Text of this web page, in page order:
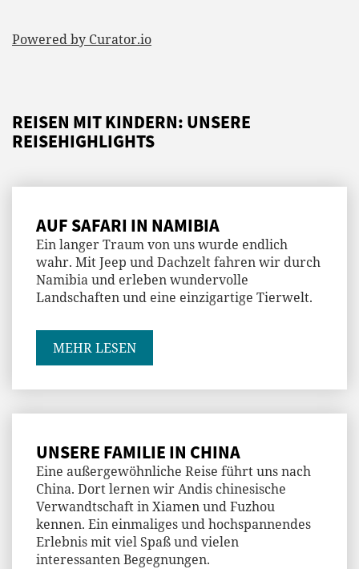
Powered by Curator.io
REISEN MIT KINDERN: UNSERE
REISEHIGHLIGHTS
AUF SAFARI IN NAMIBIA
Ein langer Traum von uns wurde endlich
wahr. Mit Jeep und Dachzelt fahren wir durch
Namibia und erleben wundervolle
Landschaften und eine einzigartige Tierwelt.
MEHR LESEN
UNSERE FAMILIE IN CHINA
Eine außergewöhnliche Reise führt uns nach
China. Dort lernen wir Andis chinesische
Verwandtschaft in Xiamen und Fuzhou
kennen. Ein einmaliges und hochspannendes
Erlebnis mit viel Spaß und vielen
interessanten Begegnungen.